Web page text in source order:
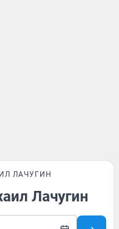
ЛАЧУГИН
Лачугин